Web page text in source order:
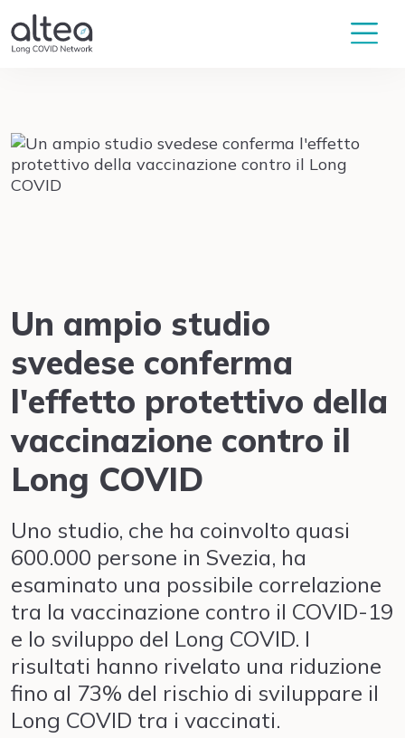
Un ampio studio
svedese conferma
l'effetto protettivo della
vaccinazione contro il
Long COVID
Uno studio, che ha coinvolto quasi
600.000 persone in Svezia, ha
esaminato una possibile correlazione
tra la vaccinazione contro il COVID-19
e lo sviluppo del Long COVID. I
risultati hanno rivelato una riduzione
fino al 73% del rischio di sviluppare il
Long COVID tra i vaccinati.